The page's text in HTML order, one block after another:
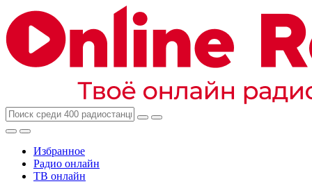
Избранное
Радио онлайн
ТВ онлайн